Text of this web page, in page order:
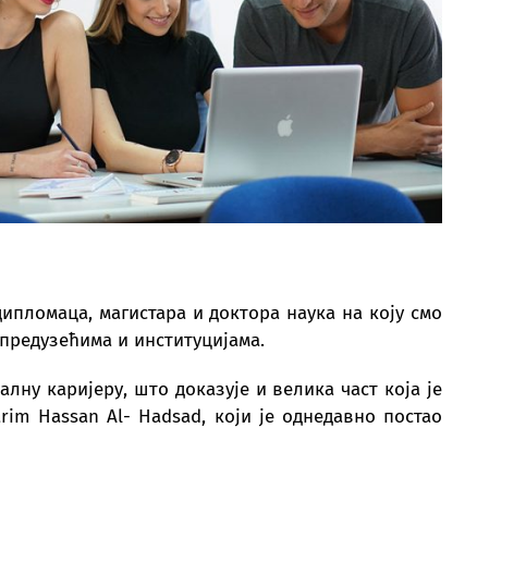
INSTITUT „PETAR KARIĆ“
магистара и доктора наука на коју смо
и институцијама.
каријеру, што доказује и велика част која је
Hassan Al- Hadsad, који је однедавно постао